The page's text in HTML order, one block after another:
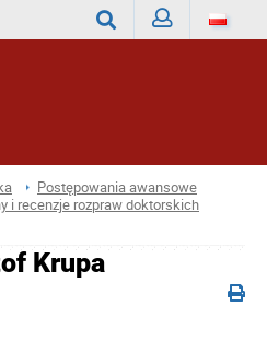
Postępowania awansowe
i recenzje rozpraw doktorskich
Krupa